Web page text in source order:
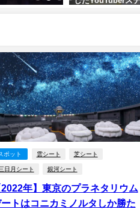
ポット 雲シート 芝シート
日月シート 銀河シート
2022年】東京のプラネタリウム
トはコニカミノルタしか勝た